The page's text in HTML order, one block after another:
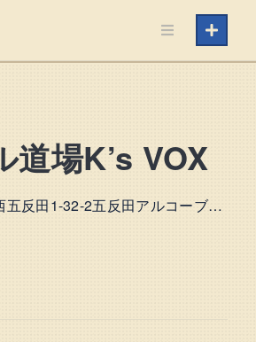
道場K’s VOX
東京都品川区西五反田1-32-2五反田アルコーブ5階